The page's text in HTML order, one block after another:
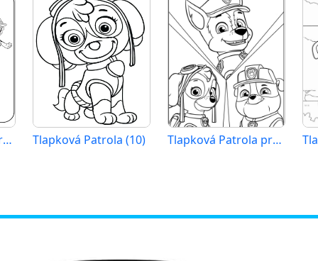
Tlapková Patrola pro 1leté Děti Tlapková Patrola (10) Tlapková Patrola pro 2leté Děti